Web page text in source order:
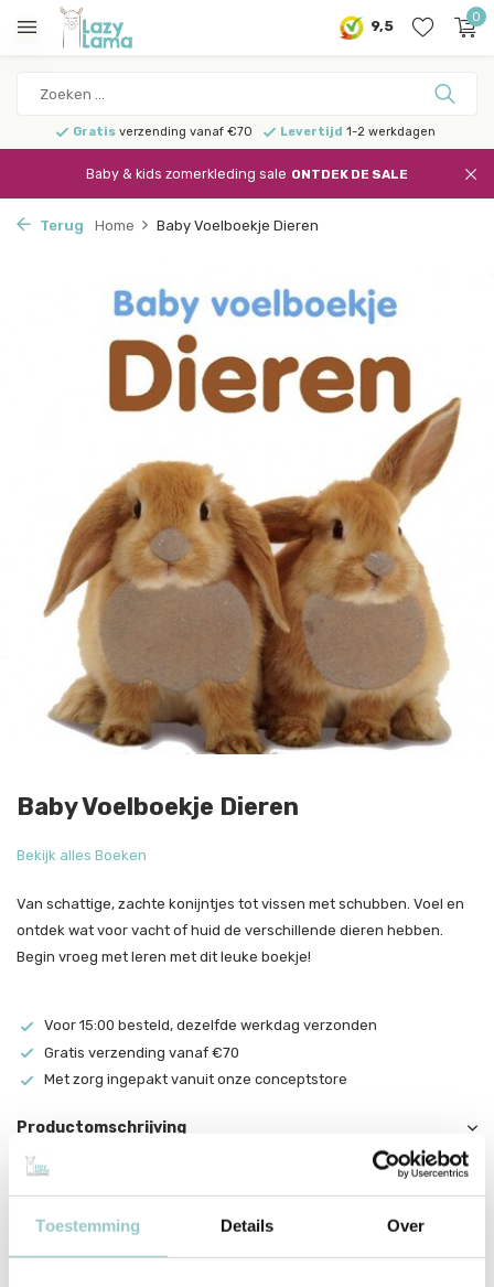
Toestemming Details Over
9,5
0
Gratis verzending vanaf €70 Levertijd 1-2 werkdagen
Baby & kids zomerkleding sale ONTDEK DE SALE
Terug Home Baby Voelboekje Dieren
Baby Voelboekje Dieren
Bekijk alles Boeken
Van schattige, zachte konijntjes tot vissen met schubben. Voel en
ontdek wat voor vacht of huid de verschillende dieren hebben.
Begin vroeg met leren met dit leuke boekje!
Voor 15:00 besteld, dezelfde werkdag verzonden
Gratis verzending vanaf €70
Met zorg ingepakt vanuit onze conceptstore
Productomschrijving
Baby Voelboekje Dieren
Van schattige, zachte konijntjes tot vissen met schubben. Voel en
ontdek wat voor vacht of huid de verschillende dieren hebben.
Begin vroeg met leren met dit leuke boekje!